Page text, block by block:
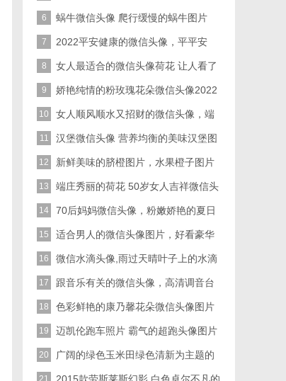
给你带来好运吧
6 蜗牛微信头像 爬行缓慢的蜗牛图片
7 2022平安健康的微信头像，平平安
安，人物在水晶苹果内
8 女人最适合的微信头像荷花 让人看了
就静心的图片
9 娇艳纯情的粉玫瑰花朵微信头像2022
最新
10 女人顺风顺水又招财的微信头像，端
庄大气的荷花给你带来一生好运
11 汉堡微信头像 营养均衡的美味汉堡图
片
12 新鲜美味的脐橙图片，水果橙子图片
可爱头像
13 端庄秀丽的荷花 50岁女人吉祥微信头
像
14 70后妈妈微信头像，粉嫩娇艳的夏日
荷花图片
15 适合男人的微信头像图片，好看豪华
黑色酷炫跑车太拉风霸气了
16 微信水滴头像,雨过天晴叶子上的水滴
图片
17 跟音乐有关的微信头像，高清调音台
图片大全
18 色彩鲜艳的康乃馨花朵微信头像图片
19 迈凯伦跑车照片 霸气的超跑头像图片
超好看的
20 广阔的绿色玉米田绿色清新为主题的
21